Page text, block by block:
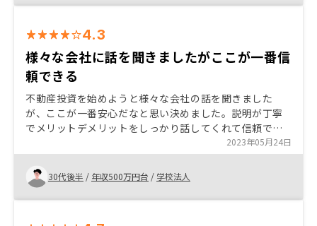
4.3
様々な会社に話を聞きましたがここが一番信
頼できる
不動産投資を始めようと様々な会社の話を聞きました
が、ここが一番安心だなと思い決めました。説明が丁寧
でメリットデメリットをしっかり話してくれて信頼でき
ると感じました。 アフターフォローも期待できそうで
す。
2023年05月24日
30代後半 / 年収500万円台 / 学校法人